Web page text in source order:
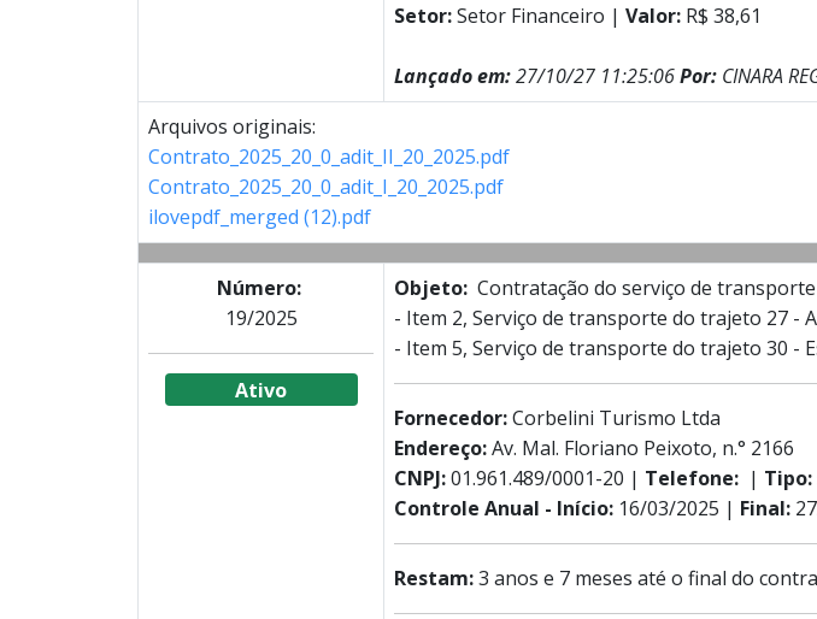
Setor:Setor Financeiro | Valor: R$ 38,61
Lançado em:27/10/27 11:25:06Por: CINARA
Arquivos originais:
Contrato_2025_20_0_adit_II_20_2025.pdf
Contrato_2025_20_0_adit_I_20_2025.pdf
ilovepdf_merged (12).pdf
Número:
19/2025
Ativo
Objeto: Contratação do serviço de transporte
- Item 2, Serviço de transporte do trajeto 27 -
- Item 5, Serviço de transporte do trajeto 30 -
Fornecedor:Corbelini Turismo Ltda
Endereço:Av. Mal. Floriano Peixoto, n.° 2166
CNPJ:01.961.489/0001-20 | Telefone: | Tipo:
Controle Anual - Início: 16/03/2025 | Final:
Restam:3 anos e 7 meses até o final do